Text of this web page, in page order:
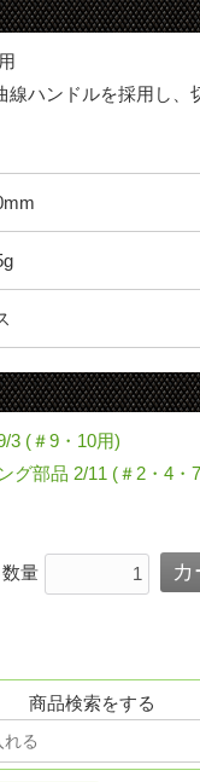
線ハンドルを採用し、
3 (＃9・10用)
グ部品 2/11 (＃2・4・
数量
商品検索をする